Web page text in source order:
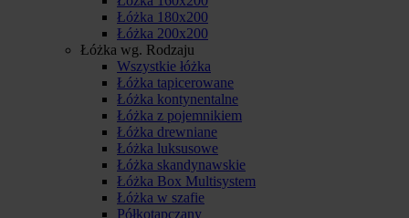
Łóżka 180x200
Łóżka 200x200
Łóżka wg. Rodzaju
Wszystkie łóżka
Łóżka tapicerowane
Łóżka kontynentalne
Łóżka z pojemnikiem
Łóżka drewniane
Łóżka luksusowe
Łóżka skandynawskie
Łóżka Box Multisystem
Łóżka w szafie
Półkotapczany